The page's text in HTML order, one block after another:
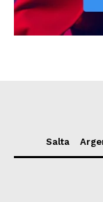
Salta